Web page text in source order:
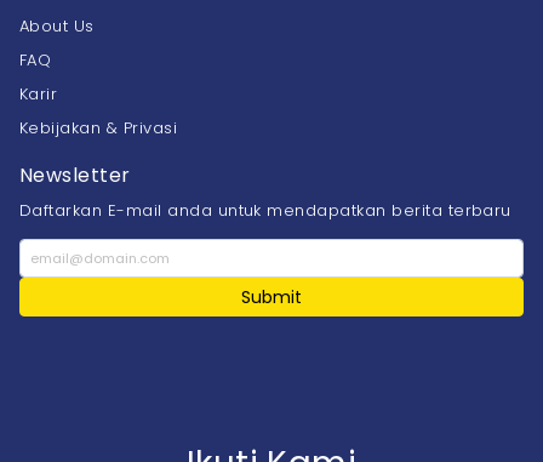
About Us
FAQ
Karir
Kebijakan & Privasi
Newsletter
Daftarkan E-mail anda untuk mendapatkan berita terbaru
Submit